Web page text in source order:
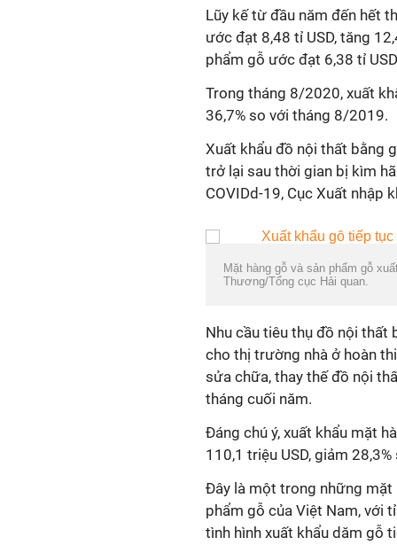
Lũy kế từ đầu năm đến hết
ước đạt 8,48 tỉ USD, tăng
phẩm gỗ ước đạt 6,38 tỉ
Trong tháng 8/2020, xuất
36,7% so với tháng 8/2019.
Xuất khẩu đồ nội thất bằng
trở lại sau thời gian bị kìm
COVIDd-19, Cục Xuất nhập
Mặt hàng gỗ và sản phẩm gỗ
Thương/Tổng cục Hải quan.
Nhu cầu tiêu thụ đồ nội thất
cho thị trường nhà ở hoàn
sửa chữa, thay thế đồ nội
tháng cuối năm.
Đáng chú ý, xuất khẩu mặt
110,1 triệu USD, giảm
Đây là một trong những mặt
phẩm gỗ của Việt Nam, với tỉ
tình hình xuất khẩu dăm gỗ